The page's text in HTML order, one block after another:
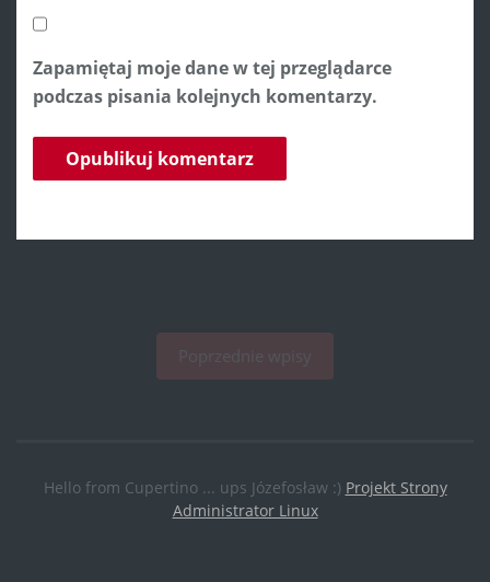
Zapamiętaj moje dane w tej przeglądarce
podczas pisania kolejnych komentarzy.
Hello from Cupertino ... ups Józefosław :) Projekt Strony
Administrator Linux